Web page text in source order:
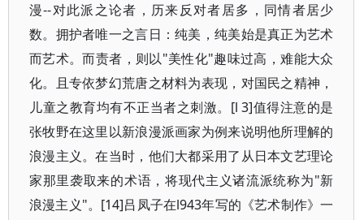
漫--对此派之论者，历来反对者居多，同情者居少
数。拥护者唯一之言日：纯美，纯美始是真正为艺术
而艺术。而责者，则以"美性化"趣味过高，难能大众
化。且专依梦幻荒唐之材料为表现，对国民之精神，
儿童之教育均有不正当者之刺激。[l 3]值得注意的是
张牧野在这里以新浪漫派画家为例来说明他所理解的
浪漫主义。在当时，他们大都采用了从日本文艺理论
家那里袭取来的术语，将现代主义诸流派统称为"新
浪漫主义"。[14]吕凤子在l943年写的《艺术制作》一